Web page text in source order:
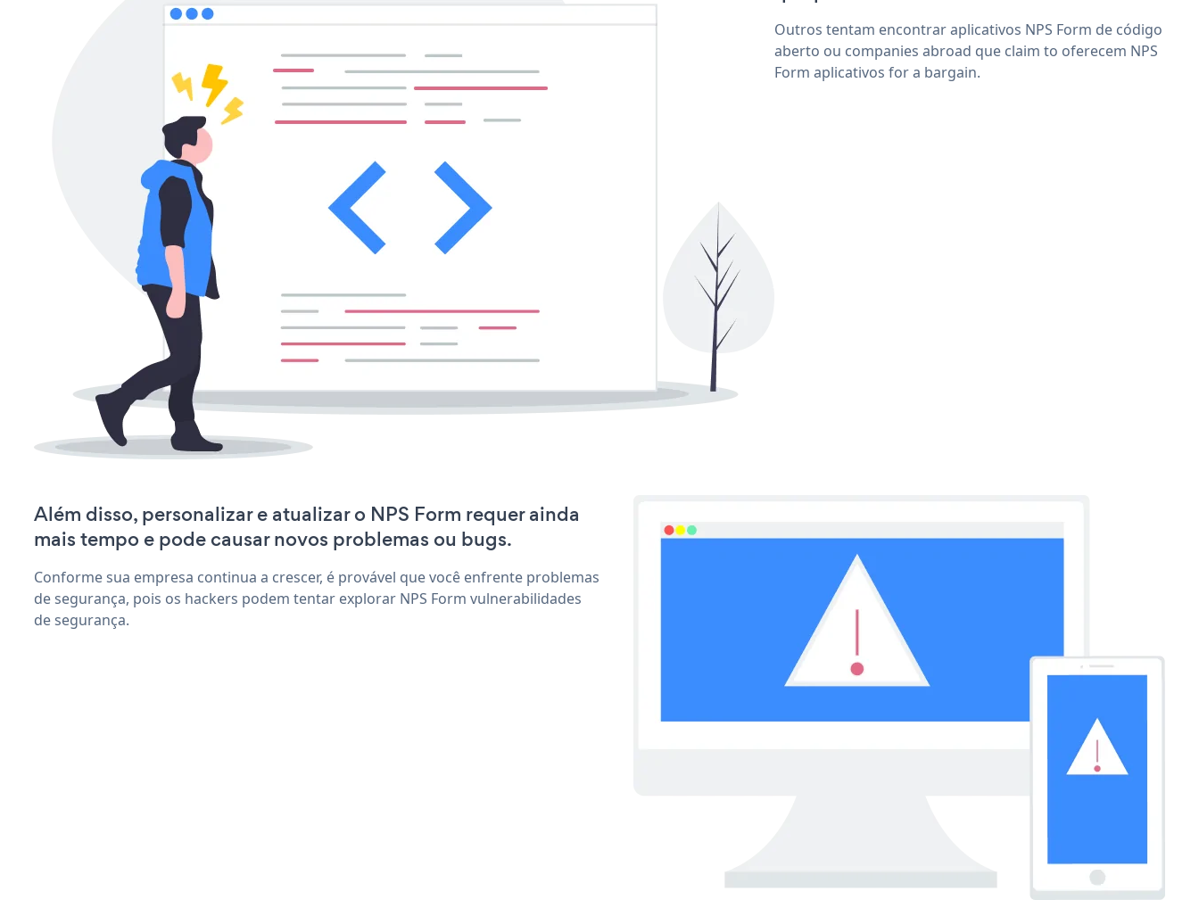
Outros tentam encontrar aplicativos NPS Form de código
aberto ou companies abroad que claim to oferecem NPS
Form aplicativos for a bargain.
Além disso, personalizar e atualizar o NPS Form requer ainda
mais tempo e pode causar novos problemas ou bugs.
Conforme sua empresa continua a crescer, é provável que você enfrente problemas
de segurança, pois os hackers podem tentar explorar NPS Form vulnerabilidades
de segurança.